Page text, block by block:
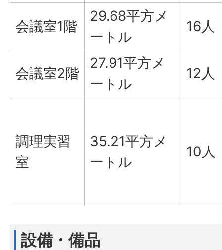
会議室1階
29.68平方メ
ートル
16人
会議室2階
27.91平方メ
ートル
12人
調理実習
室
35.21平方メ
ートル
10人
設備・備品